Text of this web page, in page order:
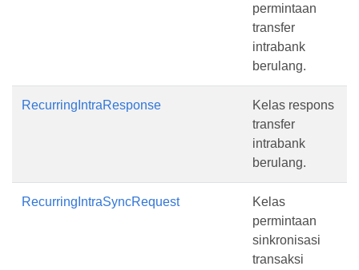
permintaan
transfer
intrabank
berulang.
RecurringIntraResponse
Kelas respons
transfer
intrabank
berulang.
RecurringIntraSyncRequest
Kelas
permintaan
sinkronisasi
transaksi